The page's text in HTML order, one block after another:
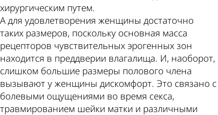
хирургическим путем.
А для удовлетворения женщины достаточно
таких размеров, поскольку основная масса
рецепторов чувствительных эрогенных зон
находится в преддверии влагалища. И, наоборот,
слишком большие размеры полового члена
вызывают у женщины дискомфорт. Это связано с
болевыми ощущениями во время секса,
травмированием шейки матки и различными